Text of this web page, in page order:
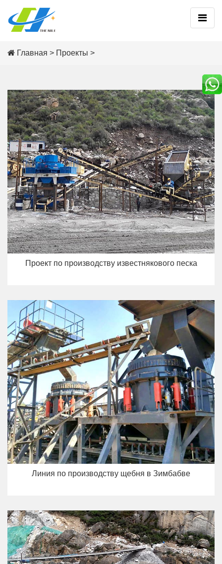
Главная > Проекты >
Проект по производству известнякового песка
Линия по производству щебня в Зимбабве